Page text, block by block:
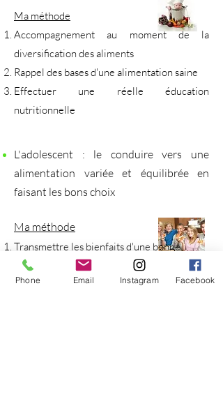
Ma méthode
Accompagnement au moment de la
diversification des aliments
Rappel des bases d'une alimentation saine
Effectuer une réelle éducation
nutritionnelle
L'adolescent : le conduire vers une
alimentation variée et équilibrée en
faisant les bons choix
Ma méthode
Transmettre les bienfaits d'une bonne
alimentation
Apprendre à allier plaisir et équilibre
Phone Email Instagram Facebook